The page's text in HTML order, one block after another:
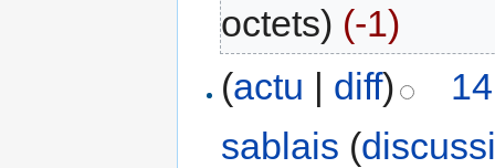
octets) (-1)
(actu | diff)
sablais (